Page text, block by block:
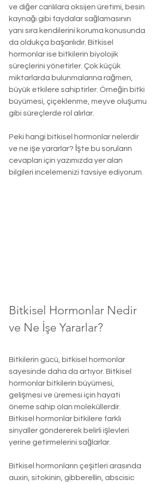
ve diğer canlılara oksijen üretimi, besin
kaynağı gibi faydalar sağlamasının
yanı sıra kendilerini koruma konusunda
da oldukça başarılıdır. Bitkisel
hormonlar ise bitkilerin biyolojik
süreçlerini yönetirler. Çok küçük
miktarlarda bulunmalarına rağmen,
büyük etkilere sahiptirler. Örneğin bitki
büyümesi, çiçeklenme, meyve oluşumu
gibi süreçlerde rol alırlar.
Peki hangi bitkisel hormonlar nelerdir
ve ne işe yararlar? İşte bu soruların
cevapları için yazımızda yer alan
bilgileri incelemenizi tavsiye ediyorum.
Bitkisel Hormonlar Nedir
ve Ne İşe Yararlar?
Bitkilerin gücü, bitkisel hormonlar
sayesinde daha da artıyor. Bitkisel
hormonlar bitkilerin büyümesi,
gelişmesi ve üremesi için hayati
öneme sahip olan moleküllerdir.
Bitkisel hormonlar bitkilere farklı
sinyaller göndererek belirli işlevleri
yerine getirmelerini sağlarlar.
Bitkisel hormonların çeşitleri arasında
auxin, sitokinin, gibberellin, abscisic